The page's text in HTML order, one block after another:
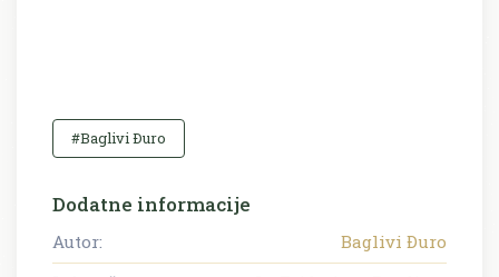
#Baglivi Ðuro
Dodatne informacije
Autor:
Baglivi Ðuro